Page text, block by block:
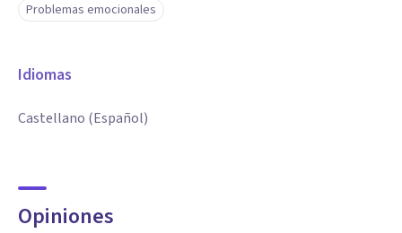
Problemas emocionales
Idiomas
Castellano (Español)
Opiniones